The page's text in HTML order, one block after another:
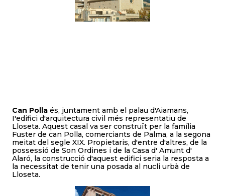
Can Polla és, juntament amb el palau d'Aiamans,
I'edifici d'arquitectura civil més representatiu de
Lloseta. Aquest casal va ser construït per la família
Fuster de can Polla, comerciants de Palma, a la segona
meitat del segle XIX. Propietaris, d'entre d'altres, de la
possessió de Son Ordines i de la Casa d' Amunt d'
Alaró, la construcció d'aquest edifici seria la resposta a
la necessitat de tenir una posada al nucli urbà de
Lloseta.